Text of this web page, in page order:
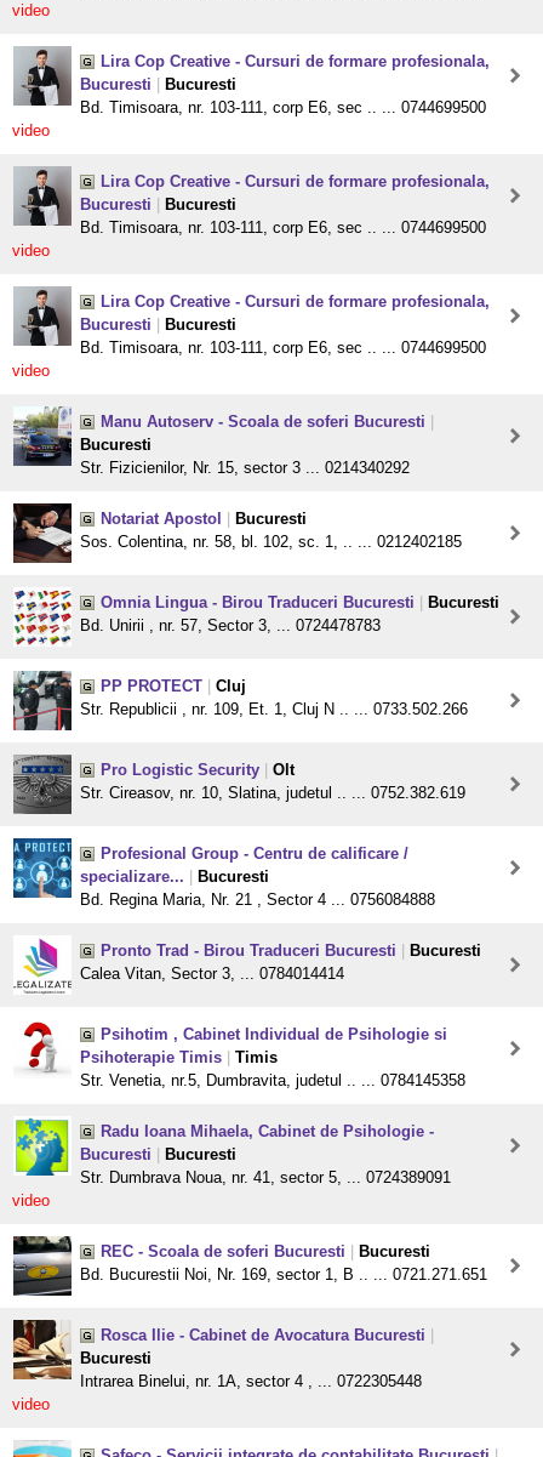
video
Lira Cop Creative - Cursuri de formare profesionala,
Bucuresti
Bucuresti
Bd. Timisoara, nr. 103-111, corp E6, sec .. ... 0744699500
video
Lira Cop Creative - Cursuri de formare profesionala,
Bucuresti
Bucuresti
Bd. Timisoara, nr. 103-111, corp E6, sec .. ... 0744699500
video
Lira Cop Creative - Cursuri de formare profesionala,
Bucuresti
Bucuresti
Bd. Timisoara, nr. 103-111, corp E6, sec .. ... 0744699500
video
Manu Autoserv - Scoala de soferi Bucuresti
Bucuresti
Str. Fizicienilor, Nr. 15, sector 3 ... 0214340292
Notariat Apostol
Bucuresti
Sos. Colentina, nr. 58, bl. 102, sc. 1, .. ... 0212402185
Omnia Lingua - Birou Traduceri Bucuresti
Bucuresti
Bd. Unirii , nr. 57, Sector 3, ... 0724478783
PP PROTECT
Cluj
Str. Republicii , nr. 109, Et. 1, Cluj N .. ... 0733.502.266
Pro Logistic Security
Olt
Str. Cireasov, nr. 10, Slatina, judetul .. ... 0752.382.619
Profesional Group - Centru de calificare /
specializare...
Bucuresti
Bd. Regina Maria, Nr. 21 , Sector 4 ... 0756084888
Pronto Trad - Birou Traduceri Bucuresti
Bucuresti
Calea Vitan, Sector 3, ... 0784014414
Psihotim , Cabinet Individual de Psihologie si
Psihoterapie Timis
Timis
Str. Venetia, nr.5, Dumbravita, judetul .. ... 0784145358
Radu Ioana Mihaela, Cabinet de Psihologie -
Bucuresti
Bucuresti
Str. Dumbrava Noua, nr. 41, sector 5, ... 0724389091
video
REC - Scoala de soferi Bucuresti
Bucuresti
Bd. Bucurestii Noi, Nr. 169, sector 1, B .. ... 0721.271.651
Rosca Ilie - Cabinet de Avocatura Bucuresti
Bucuresti
Intrarea Binelui, nr. 1A, sector 4 , ... 0722305448
video